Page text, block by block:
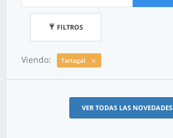
FILTROS
Viendo: Tartagal
VER TODAS LAS NOVEDADES